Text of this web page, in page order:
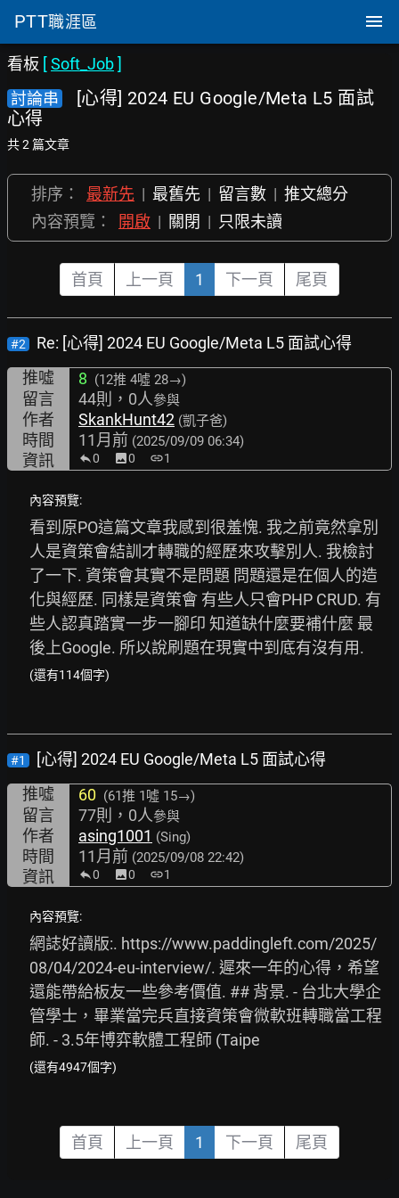
PTT職涯區
看板 [Soft_Job]
討論串
[心得] 2024 EU Google/Meta L5 面試
心得
共 2 篇文章
排序： 最新先 | 最舊先 | 留言數 | 推文總分
內容預覽：
開啟 | 關閉 | 只限未讀
首頁 上一頁 1 下一頁 尾頁
#2
Re: [心得] 2024 EU Google/Meta L5 面試心得
推噓
8 (12推 4噓 28→)
留言 44則，0人參與
作者 SkankHunt42 (凱子爸)
時間 11月前 (2025/09/09 06:34)
資訊 0 image0 link1
內容預覽:
看到原PO這篇文章我感到很羞愧. 我之前竟然拿別
人是資策會結訓才轉職的經歷來攻擊別人. 我檢討
了一下. 資策會其實不是問題 問題還是在個人的造
化與經歷. 同樣是資策會 有些人只會PHP CRUD. 有
些人認真踏實一步一腳印 知道缺什麼要補什麼 最
後上Google. 所以說刷題在現實中到底有沒有用.
(還有114個字)
#1
[心得] 2024 EU Google/Meta L5 面試心得
推噓
60 (61推 1噓 15→)
留言 77則，0人參與
作者 asing1001 (Sing)
時間 11月前 (2025/09/08 22:42)
資訊 0 image0 link1
內容預覽:
網誌好讀版:. https://www.paddingleft.com/2025/
08/04/2024-eu-interview/. 遲來一年的心得，希望
還能帶給板友一些參考價值. ## 背景. - 台北大學企
管學士，畢業當完兵直接資策會微軟班轉職當工程
師. - 3.5年博弈軟體工程師 (Taipe
(還有4947個字)
首頁 上一頁 1 下一頁 尾頁